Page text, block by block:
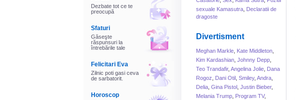
Dezbate tot ce te
preocupă
Sfaturi
Găseşte
răspunsuri la
întrebările tale
Felicitari Eva
Zilnic poti gasi ceva
de sarbatorit.
Horoscop
sexuale Kamasutra Declaratii de
dragoste
Divertisment
Meghan Markle Kate Middleton
Kim Kardashian Johnny Depp
Teo Trandafir, Angelina Jolie Dana
Rogoz
Dani Otil Smiley, Andra
Delia Gina Pistol Justin Bieber,
Melania Trump Program TV,